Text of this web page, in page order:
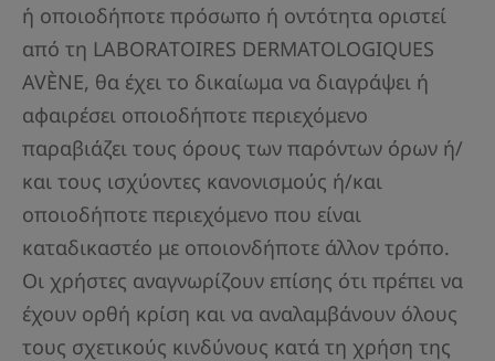
ή οποιοδήποτε πρόσωπο ή οντότητα οριστεί
από τη LABORATOIRES DERMATOLOGIQUES
AVÈNE, θα έχει το δικαίωμα να διαγράψει ή
αφαιρέσει οποιοδήποτε περιεχόμενο
παραβιάζει τους όρους των παρόντων όρων ή/
και τους ισχύοντες κανονισμούς ή/και
οποιοδήποτε περιεχόμενο που είναι
καταδικαστέο με οποιονδήποτε άλλον τρόπο.
Οι χρήστες αναγνωρίζουν επίσης ότι πρέπει να
έχουν ορθή κρίση και να αναλαμβάνουν όλους
τους σχετικούς κινδύνους κατά τη χρήση της